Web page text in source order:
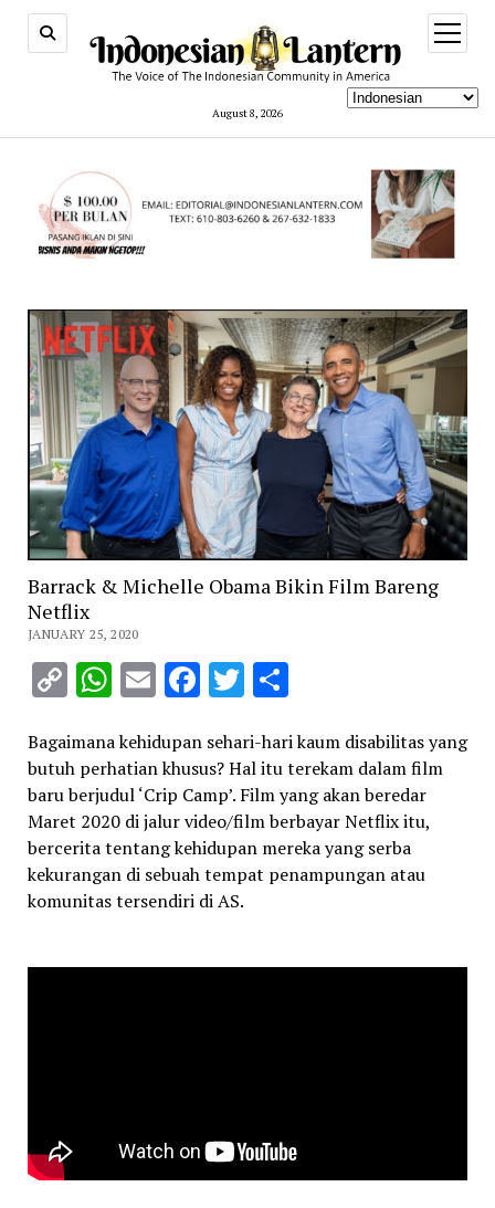
August 8, 2026
open
menu
Barrack & Michelle Obama Bikin Film Bareng
Netflix
JANUARY 25, 2020
CopyWhatsApp
EmailFacebook
Twitter
Share
Bagaimana kehidupan sehari-hari kaum disabilitas yang
butuh perhatian khusus? Hal itu terekam dalam film
baru berjudul ‘Crip Camp’. Film yang akan beredar
Maret 2020 di jalur video/film berbayar Netflix itu,
bercerita tentang kehidupan mereka yang serba
kekurangan di sebuah tempat penampungan atau
komunitas tersendiri di AS.